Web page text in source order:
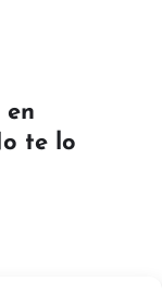
en
te lo